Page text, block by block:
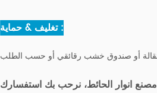
تغليف & حماية :
مصنع انوار الحائط